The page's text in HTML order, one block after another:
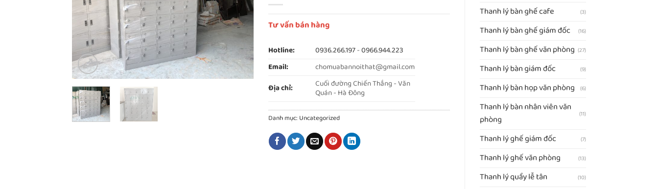
Thanh lý bàn ghế cafe (3)
Thanh lý bàn ghế giám đốc (16)
Thanh lý bàn ghế văn phòng (27)
Thanh lý bàn giám đốc (9)
Thanh lý bàn họp văn phòng (6)
Thanh lý bàn nhân viên văn
phòng
(11)
Thanh lý ghế giám đốc (7)
Thanh lý ghế văn phòng (13)
Thanh lý quầy lễ tân (10)
Tư vấn bán hàng
Hotline: 0936.266.197-0966.944.223
Email:
chomuabannoithat@gmail.com
Địa chỉ:
Cuối đường Chiến Thắng - Văn
Quán - Hà Đông
Danh mục: Uncategorized